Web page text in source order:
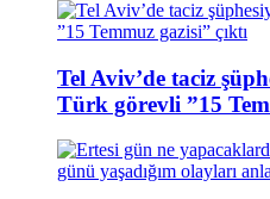
Tel Aviv’de taciz
Türk görevli ”15